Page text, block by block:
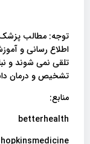
توجه: مطالب پزشک
اطلاع رسانی و
تلقی نمی شوند و
تشخیص و درمان
منابع:
betterhealth
hopkinsmedicine